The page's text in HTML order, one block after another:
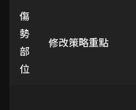
傷
勢
部
位
修改策略重點